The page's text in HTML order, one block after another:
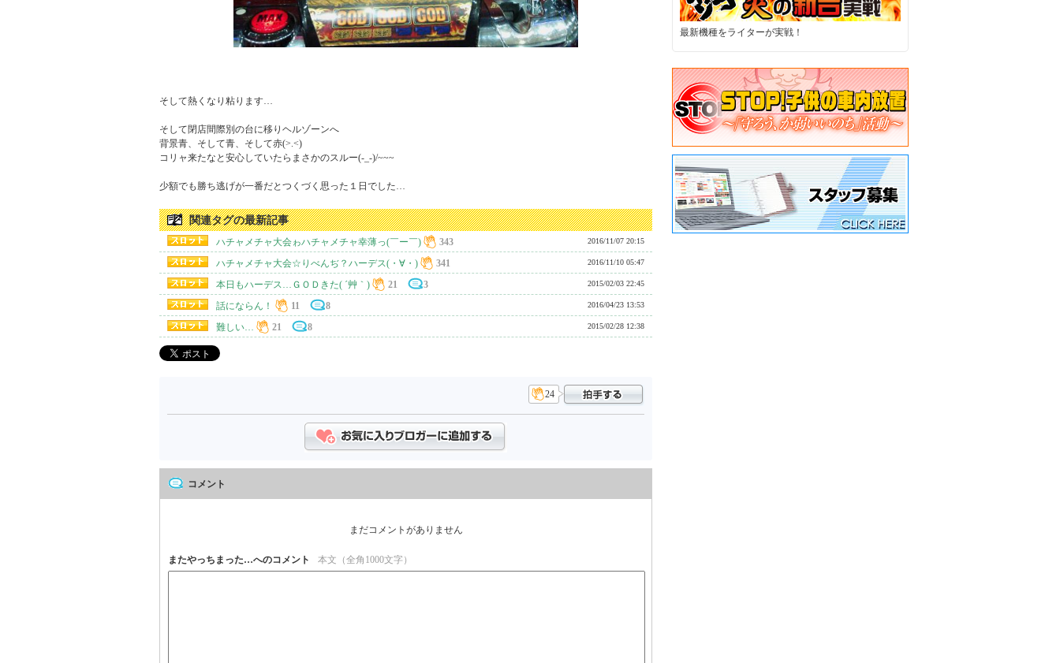
そして熱くなり粘ります…
そして閉店間際別の台に移りヘルゾーンへゞ
背景青、そして青、そして赤(>.<)
コリャ来たなと安心していたらまさかのスルー(-_-)/~~~
少額でも勝ち逃げが一番だとつくづく思った１日でした…
関連タグの最新記事
ハチャメチャ大会ゎハチャメチャ幸薄っ(￣ー￣) 343 2016/11/07 20:15
ハチャメチャ大会☆りべんぢ？ハーデス(・∀・) 341 2016/11/10 05:47
本日もハーデス…ＧＯＤきた( ´艸｀) 21 3 2015/02/03 22:45
話にならん！ 11 8 2016/04/23 13:53
難しい… 21 8 2015/02/28 12:38
24
コメント
まだコメントがありません
またやっちまった…へのコメント 本文（全角1000文字）
最新機種をライターが実戦！